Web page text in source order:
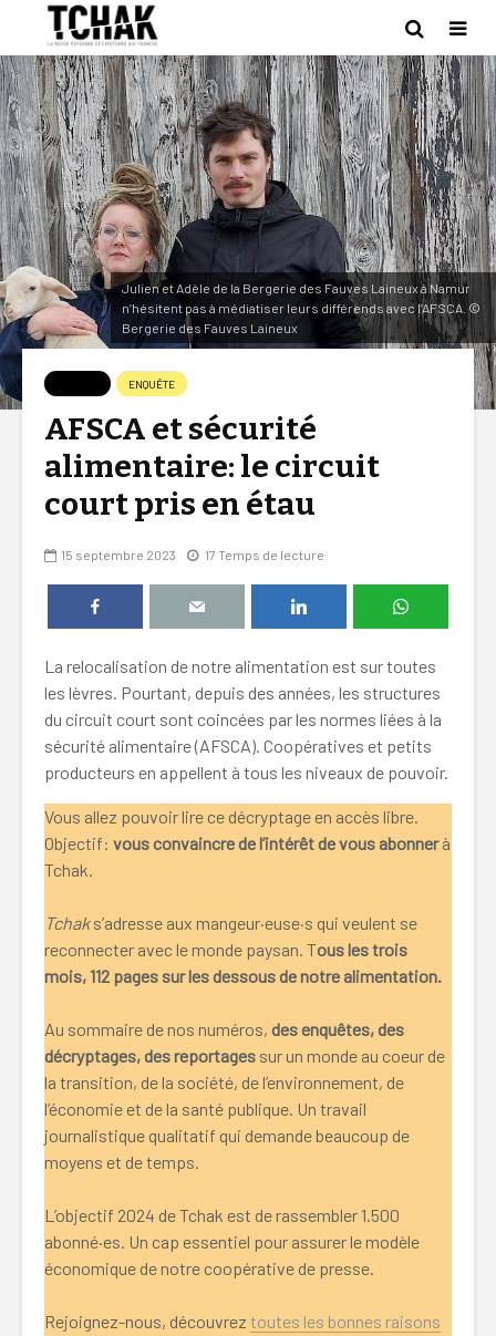
Julien et Adèle de la Bergerie des Fauves Laineux à Namur
n’hésitent pas à médiatiser leurs différends avec l’AFSCA. ©
Bergerie des Fauves Laineux
ENQUÊTE
AFSCA et sécurité
alimentaire: le circuit
court pris en étau
15 septembre 2023 17 Temps de lecture
La relocalisation de notre alimentation est sur toutes
les lèvres. Pourtant, depuis des années, les structures
du circuit court sont coincées par les normes liées à la
sécurité alimentaire (AFSCA). Coopératives et petits
producteurs en appellent à tous les niveaux de pouvoir.
Vous allez pouvoir lire ce décryptage en accès libre.
Objectif: vous convaincre de l’intérêt de vous abonnerà
Tchak.
Tchaks’adresse aux mangeur·euse·s qui veulent se
reconnecter avec le monde paysan. Tous les trois
mois, 112 pages sur les dessous de notre alimentation.
Au sommaire de nos numéros, des enquêtes, des
décryptages, des reportages sur un monde au coeur de
la transition, de la société, de l’environnement, de
l’économie et de la santé publique. Un travail
journalistique qualitatif qui demande beaucoup de
moyens et de temps.
L’objectif 2024 de Tchak est de rassembler 1.500
abonné·es. Un cap essentiel pour assurer le modèle
économique de notre coopérative de presse.
Rejoignez-nous, découvrez toutes les bonnes raisons